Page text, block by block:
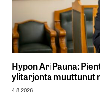
Hypon Ari Pauna:
ylitarjonta muuttunut
4.8.2026